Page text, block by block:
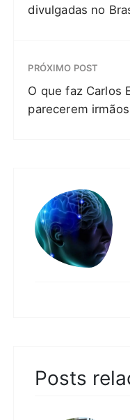
divulgadas no
PRÓXIMO POST
O que faz Carlos
parecerem
Posts